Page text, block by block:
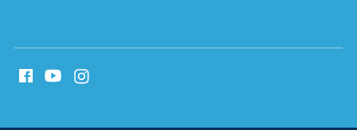
Media